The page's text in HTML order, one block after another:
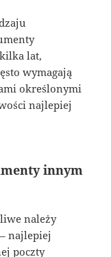
lat,
wymagają
określonymi
najlepiej
innym
należy
najlepiej
poczty